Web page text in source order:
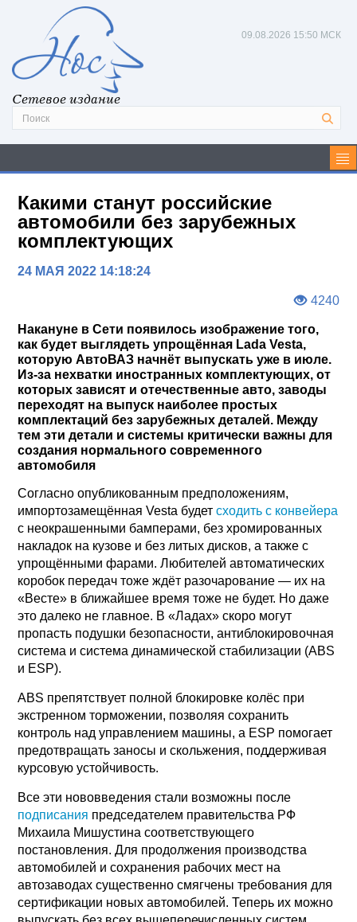
Сетевое издание
09.08.2026 15:50 МСК
Какими станут российские
автомобили без зарубежных
комплектующих
24 МАЯ 2022 14:18:24
4240
Накануне в Сети появилось изображение того,
как будет выглядеть упрощённая Lada Vesta,
которую АвтоВАЗ начнёт выпускать уже в июле.
Из-за нехватки иностранных комплектующих, от
которых зависят и отечественные авто, заводы
переходят на выпуск наиболее простых
комплектаций без зарубежных деталей. Между
тем эти детали и системы критически важны для
создания нормального современного
автомобиля
Согласно опубликованным предположениям,
импортозамещённая Vesta будетсходить с конвейера
с неокрашенными бамперами, без хромированных
накладок на кузове и без литых дисков, а также с
упрощёнными фарами. Любителей автоматических
коробок передач тоже ждёт разочарование — их на
«Весте» в ближайшее время тоже не будет. Но даже
это далеко не главное. В «Ладах» скоро могут
пропасть подушки безопасности, антиблокировочная
система и система динамической стабилизации (ABS
и ESP).
ABS препятствует полной блокировке колёс при
экстренном торможении, позволяя сохранить
контроль над управлением машины, а ESP помогает
предотвращать заносы и скольжения, поддерживая
курсовую устойчивость.
Все эти нововведения стали возможны после
подписания председателем правительства РФ
Михаила Мишустина соответствующего
постановления. Для продолжения производства
автомобилей и сохранения рабочих мест на
автозаводах существенно смягчены требования для
сертификации новых автомобилей. Теперь их можно